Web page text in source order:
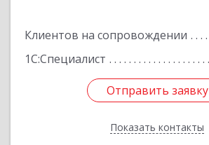
Клиентов на сопровождении
1С:Специалист
Отправить заявку
Показать контакты
Отправить заявку
Назад